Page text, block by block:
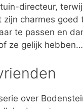
directeur,
charmes goed
te passen en
ze gelijk hebben…
over